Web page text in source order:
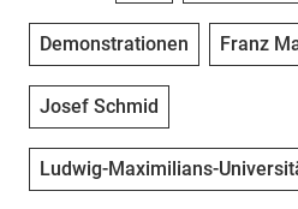
Demonstrationen Franz
Josef Schmid
Ludwig-Maximilians-